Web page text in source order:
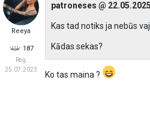
Reeya
187
Reģ:
25.07.2023
patroneses @
Kas tad notiks ja nebūs
Kādas sekas?
Ko tas maina ?